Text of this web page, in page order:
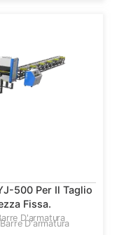
500 Per Il Taglio
Fissa.
D'armatura
D'armatura